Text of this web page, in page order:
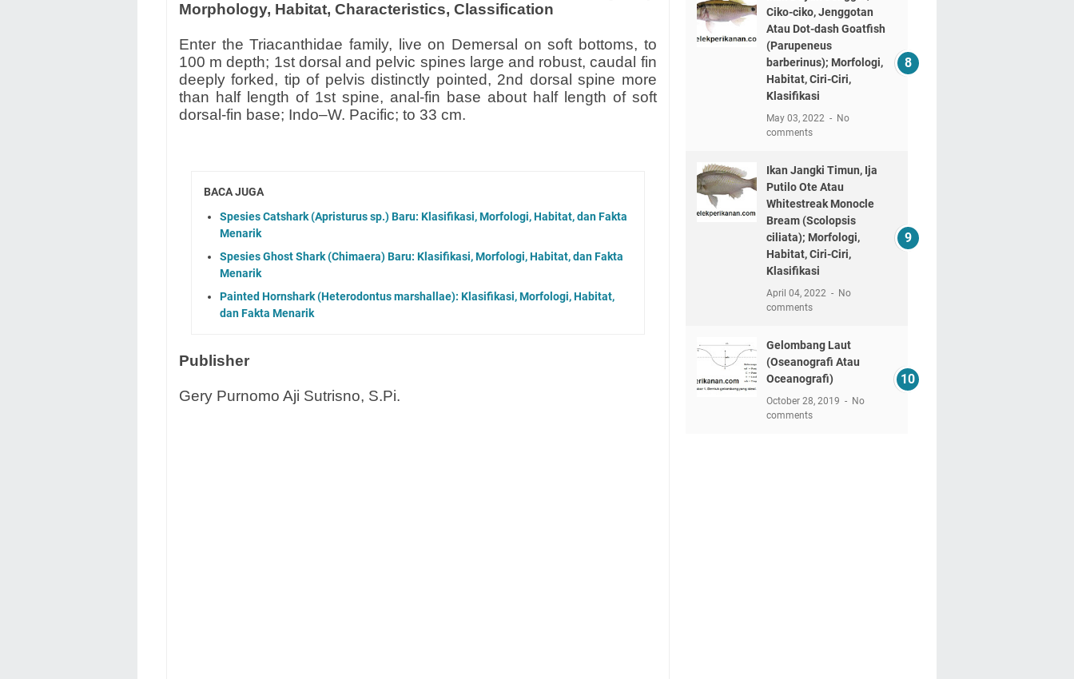
Morphology, Habitat, Characteristics, Classification
Enter the Triacanthidae family, live on Demersal on soft bottoms, to
100 m depth; 1st dorsal and pelvic spines large and robust, caudal fin
deeply forked, tip of pelvis distinctly pointed, 2nd dorsal spine more
than half length of 1st spine, anal-fin base about half length of soft
dorsal-fin base; Indo–W. Pacific; to 33 cm.
BACA JUGA
Spesies Catshark (Apristurus sp.) Baru: Klasifikasi, Morfologi, Habitat, dan Fakta
Menarik
Spesies Ghost Shark (Chimaera) Baru: Klasifikasi, Morfologi, Habitat, dan Fakta
Menarik
Painted Hornshark (Heterodontus marshallae): Klasifikasi, Morfologi, Habitat,
dan Fakta Menarik
Publisher
Gery Purnomo Aji Sutrisno, S.Pi.
Ciko-ciko, Jenggotan
Atau Dot-dash Goatfish
(Parupeneus
barberinus); Morfologi,
Habitat, Ciri-Ciri,
Klasifikasi
May 03, 2022
No
comments
Ikan Jangki Timun, Ija
Putilo Ote Atau
Whitestreak Monocle
Bream (Scolopsis
ciliata); Morfologi,
Habitat, Ciri-Ciri,
Klasifikasi
April 04, 2022
No
comments
Gelombang Laut
(Oseanografi Atau
Oceanografi)
October 28, 2019
No
comments